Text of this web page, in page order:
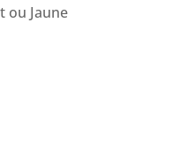
ou Jaune